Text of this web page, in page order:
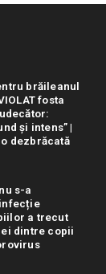
brăileanul
fosta
și intens” |
dezbrăcată
s-a
a trecut
dintre copii